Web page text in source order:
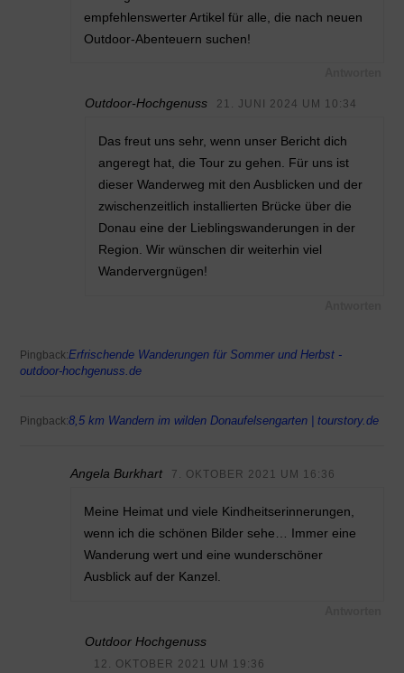
empfehlenswerter Artikel für alle, die nach neuen
Outdoor-Abenteuern suchen!
Outdoor-Hochgenuss 21. JUNI 2024 UM 10:34
Das freut uns sehr, wenn unser Bericht dich
angeregt hat, die Tour zu gehen. Für uns ist
dieser Wanderweg mit den Ausblicken und der
zwischenzeitlich installierten Brücke über die
Donau eine der Lieblingswanderungen in der
Region. Wir wünschen dir weiterhin viel
Wandervergnügen!
Pingback:Erfrischende Wanderungen für Sommer und Herbst -
outdoor-hochgenuss.de
Pingback:8,5 km Wandern im wilden Donaufelsengarten | tourstory.de
Angela Burkhart 7. OKTOBER 2021 UM 16:36
Meine Heimat und viele Kindheitserinnerungen,
wenn ich die schönen Bilder sehe… Immer eine
Wanderung wert und eine wunderschöner
Ausblick auf der Kanzel.
Outdoor Hochgenuss
12. OKTOBER 2021 UM 19:36